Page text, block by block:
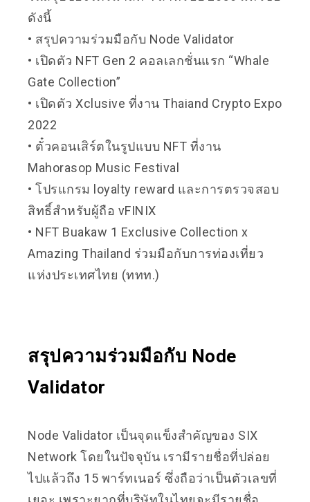
ดังนี้
• สรุปความร่วมมือกับ Node Validator
• เปิดตัว NFT Gen 2 คอลเลกชั่นแรก “Whale
Gate Collection”
• เปิดตัว Xclusive ที่งาน Thaiand Crypto Expo
2022
• ตั๋วคอนเสิร์ตในรูปแบบ NFT ที่งาน
Mahorasop Music Festival
• โปรแกรม loyalty reward และการตรวจสอบ
สิทธิ์สำหรับผู้ถือ vFINIX
• NFT Buakaw 1 Exclusive Collection x
Amazing Thailand ร่วมมือกับการท่องเที่ยว
แห่งประเทศไทย (ททท.)
สรุปความร่วมมือกับ Node
Validator
Node Validator เป็นจุดแข็งสำคัญของ SIX
Network โดยในปัจจุบัน เรามีรายชื่อที่ปล่อย
ไปแล้วถึง 15 พาร์ทเนอร์ ซึ่งถือว่าเป็นตัวเลขที่